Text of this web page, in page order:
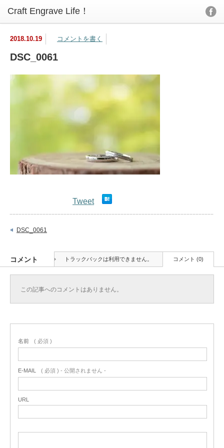
2018.10.19 コメントを書く
DSC_0061
Tweet
DSC_0061
コメント トラックバックは利用できません。 コメント (0)
この記事へのコメントはありません。
名前 ( 必須 )
E-MAIL ( 必須 ) - 公開されません -
URL